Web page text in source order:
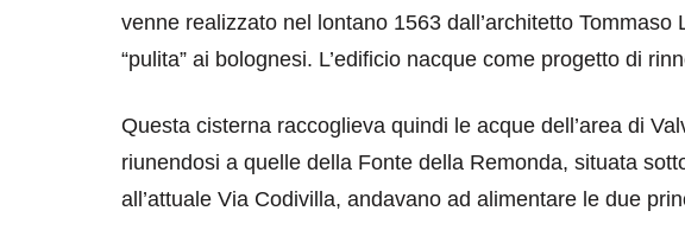
venne realizzato nel lontano 1563 dall’architetto Tommaso
“pulita” ai bolognesi. L’edificio nacque come progetto di
Questa cisterna raccoglieva quindi le acque dell’area di
riunendosi a quelle della Fonte della Remonda, situata
all’attuale Via Codivilla, andavano ad alimentare le due
destinazioni